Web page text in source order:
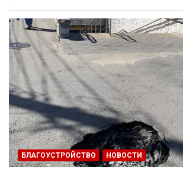
БЛАГОУСТРОЙСТВО НОВОСТИ